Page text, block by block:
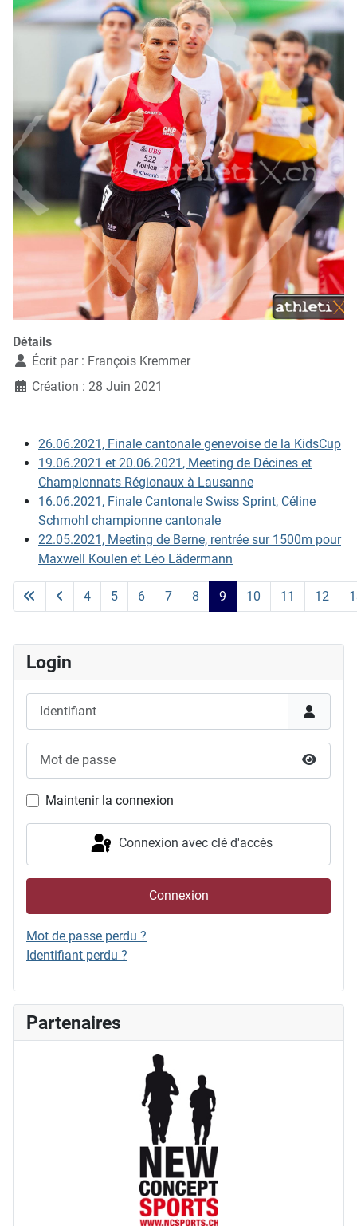
Détails
Écrit par : François Kremmer
Création : 28 Juin 2021
26.06.2021, Finale cantonale genevoise de la KidsCup
19.06.2021 et 20.06.2021, Meeting de Décines et
Championnats Régionaux à Lausanne
16.06.2021, Finale Cantonale Swiss Sprint, Céline
Schmohl championne cantonale
22.05.2021, Meeting de Berne, rentrée sur 1500m pour
Maxwell Koulen et Léo Lädermann
Page 9 sur 24
4 5 6 7 8 9 10 11 12
Login
Afficher
Maintenir la connexion
Connexion avec clé d'accès
Connexion
Mot de passe perdu ?
Identifiant perdu ?
Partenaires